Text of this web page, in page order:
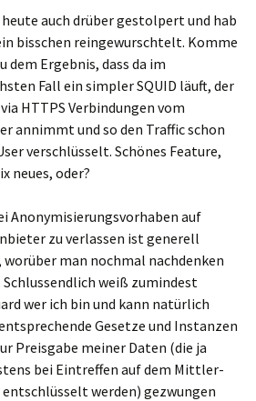
heute auch drüber gestolpert und hab
bisschen reingewurschtelt. Komme
dem Ergebnis, dass da im
Fall ein simpler SQUID läuft, der
HTTPS Verbindungen vom
annimmt und so den Traffic schon
verschlüsselt. Schönes Feature,
neues, oder?
Anonymisierungsvorhaben auf
zu verlassen ist generell
worüber man nochmal nachdenken
weiß zumindest
wer ich bin und kann natürlich
Gesetze und Instanzen
Preisgabe meiner Daten (die ja
bei Eintreffen auf dem Mittler-
entschlüsselt werden) gezwungen